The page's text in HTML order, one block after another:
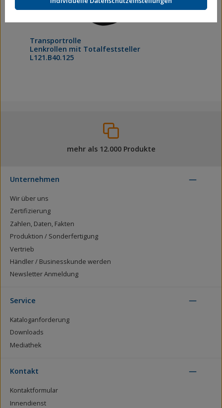
Transportrolle
Lenkrollen mit Totalfeststeller
L121.B40.125
mehr als 12.000 Produkte
Unternehmen
Wir über uns
Zertifizierung
Zahlen, Daten, Fakten
Produktion / Sonderfertigung
Vertrieb
Händler / Businesskunde werden
Newsletter Anmeldung
Service
Kataloganforderung
Downloads
Mediathek
Kontakt
Kontaktformular
Innendienst